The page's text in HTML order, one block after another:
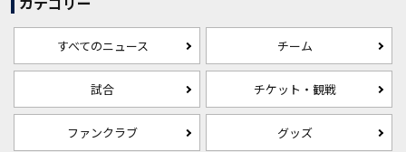
すべてのニュース チーム
試合 チケット・観戦
ファンクラブ グッズ